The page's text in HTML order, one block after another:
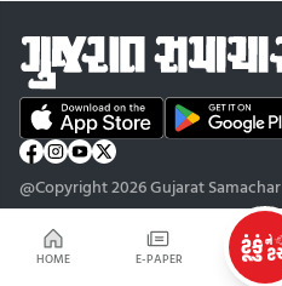
HOME E-PAPER
@Copyright 2026 Gujarat Samachar